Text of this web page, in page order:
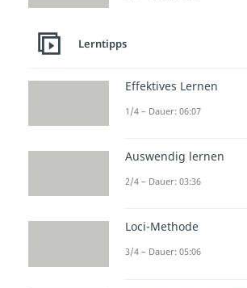
Lerntipps
Effektives Lernen
1/4 – Dauer: 06:07
Auswendig lernen
2/4 – Dauer: 03:36
Loci-Methode
3/4 – Dauer: 05:06